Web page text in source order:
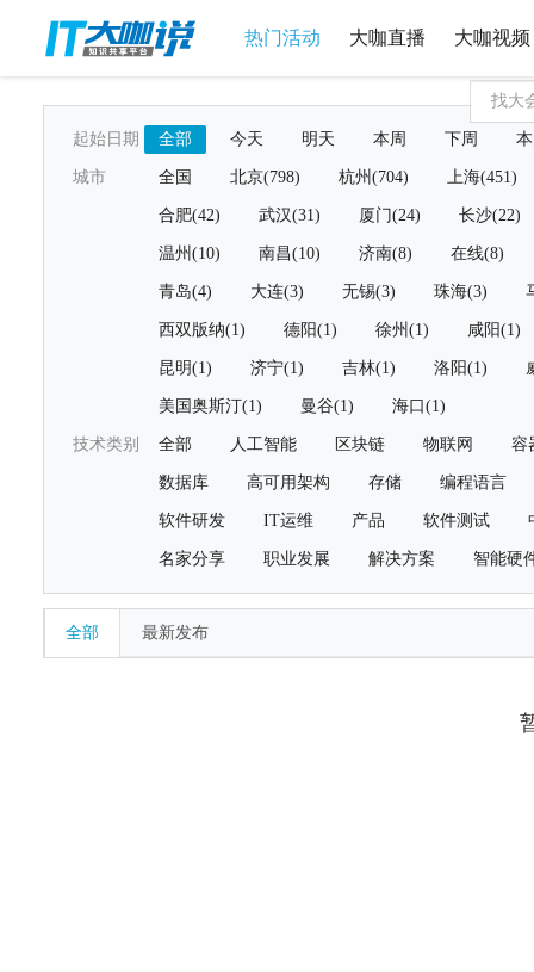
热门活动 大咖直播 大咖视频
起始日期 全部 今天 明天 本周 下周
城市 全国 北京(798) 杭州(704) 上海(451)
合肥(42) 武汉(31) 厦门(24) 长沙(22)
温州(10) 南昌(10) 济南(8) 在线(8)
青岛(4) 大连(3) 无锡(3) 珠海(3)
西双版纳(1) 德阳(1) 徐州(1) 咸阳(1)
昆明(1) 济宁(1) 吉林(1) 洛阳(1)
美国奥斯汀(1) 曼谷(1) 海口(1)
技术类别 全部 人工智能 区块链 物联网 容
数据库 高可用架构 存储 编程语言
软件研发 IT运维 产品 软件测试
名家分享 职业发展 解决方案 智能硬
全部 最新发布